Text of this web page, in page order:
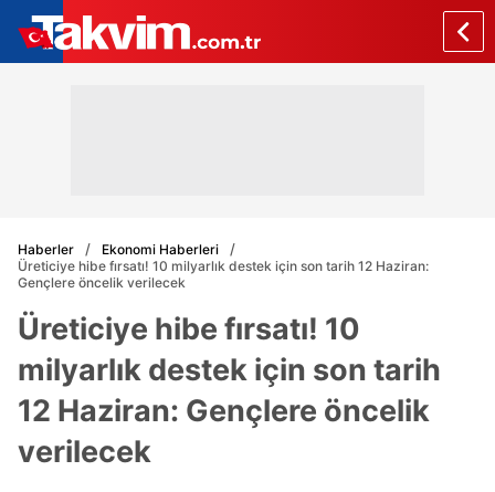
Haberler
Ekonomi Haberleri
Üreticiye hibe fırsatı! 10 milyarlık destek için son tarih 12 Haziran:
Gençlere öncelik verilecek
Üreticiye hibe fırsatı! 10
milyarlık destek için son tarih
12 Haziran: Gençlere öncelik
verilecek